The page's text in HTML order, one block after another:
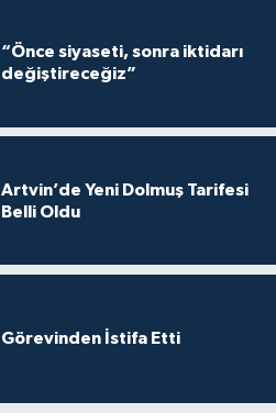
“Önce siyaseti, sonra iktidarı
değiştireceğiz”
Artvin’de Yeni Dolmuş Tarifesi
Belli Oldu
Görevinden İstifa Etti